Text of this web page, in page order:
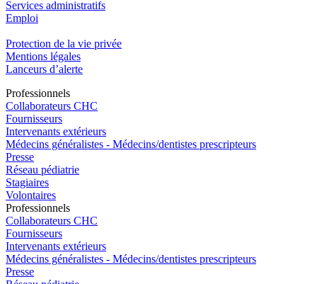
Services administratifs
Emploi​
Protection de la vie privée
Mentions légales
Lanceurs d’alerte
Professionnels
Collaborateurs CHC
Fournisseurs
Intervenants extérieurs
Médecins généralistes - Médecins/dentistes prescripteurs
Presse
Réseau pédiatrie
Stagiaires
Volontaires
Professionnels
Collaborateurs CHC
Fournisseurs
Intervenants extérieurs
Médecins généralistes - Médecins/dentistes prescripteurs
Presse